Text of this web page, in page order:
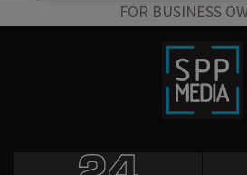
FOR BUSINESS
Τα απολύτως απαραίτητα cookies
λειτουργίες του ιστότοπου, όπως τη